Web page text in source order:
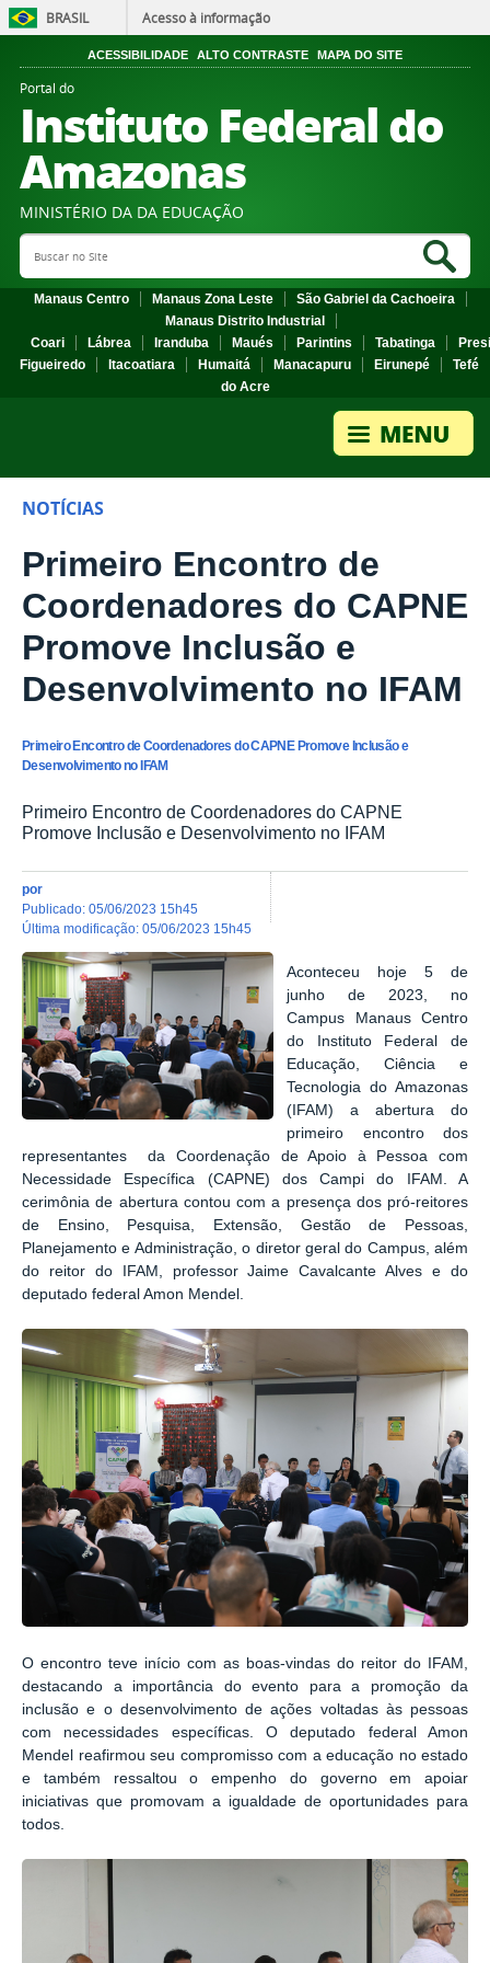
BRASIL Acesso à informação
ACESSIBILIDADE ALTO CONTRASTE MAPA DO SITE
Portal do
Instituto Federal do
Amazonas
MINISTÉRIO DA DA EDUCAÇÃO
Search Site
Manaus Centro Manaus Zona Leste
São Gabriel da Cachoeira
Manaus Distrito Industrial
Coari
Lábrea Iranduba Maués Parintins Tabatinga
Figueiredo
Itacoatiara Humaitá Manacapuru Eirunepé
Tefé
do Acre
NOTÍCIAS
Primeiro Encontro de
Coordenadores do CAPNE
Promove Inclusão e
Desenvolvimento no IFAM
Primeiro Encontro de Coordenadores do CAPNE Promove Inclusão e
Desenvolvimento no IFAM
Primeiro Encontro de Coordenadores do CAPNE
Promove Inclusão e Desenvolvimento no IFAM
por
publicado: 05/06/2023 15h45
última modificação: 05/06/2023 15h45
Aconteceu hoje 5 de
junho de 2023, no
Campus Manaus Centro
do Instituto Federal de
Educação, Ciência e
Tecnologia do Amazonas
(IFAM) a abertura do
primeiro encontro dos
representantes da Coordenação de Apoio à Pessoa com
Necessidade Específica (CAPNE) dos Campi do IFAM. A
cerimônia de abertura contou com a presença dos pró-reitores
de Ensino, Pesquisa, Extensão, Gestão de Pessoas,
Planejamento e Administração, o diretor geral do Campus, além
do reitor do IFAM, professor Jaime Cavalcante Alves e do
deputado federal Amon Mendel.
O encontro teve início com as boas-vindas do reitor do IFAM,
destacando a importância do evento para a promoção da
inclusão e o desenvolvimento de ações voltadas às pessoas
com necessidades específicas. O deputado federal Amon
Mendel reafirmou seu compromisso com a educação no estado
e também ressaltou o empenho do governo em apoiar
iniciativas que promovam a igualdade de oportunidades para
todos.